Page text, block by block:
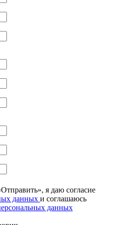
я даю согласие
данных и соглашаюсь
данных